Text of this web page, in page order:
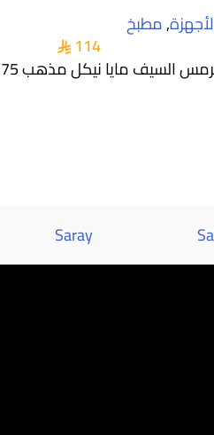
,مطبخ
114
السيف مايا نيكل مذهب 0.75 لتر
Saray